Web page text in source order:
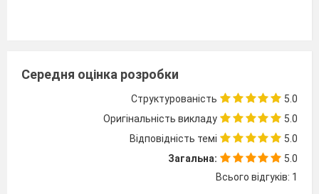
Середня оцінка розробки
Структурованість
5.0
Оригінальність викладу
5.0
Відповідність темі
5.0
Загальна:
5.0
Всього відгуків: 1